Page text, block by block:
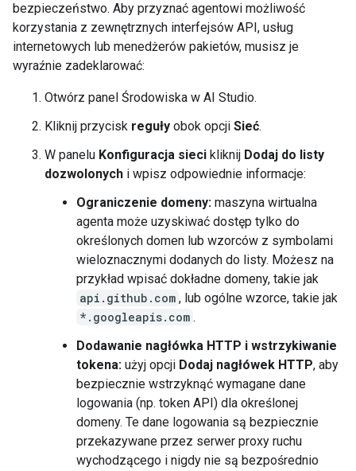
bezpieczeństwo. Aby przyznać agentowi możliwość
korzystania z zewnętrznych interfejsów API, usług
internetowych lub menedżerów pakietów, musisz je
wyraźnie zadeklarować:
Otwórz panel Środowiska w AI Studio.
Kliknij przycisk reguły obok opcji Sieć.
W panelu Konfiguracja sieci kliknij Dodaj do listy
dozwolonych i wpisz odpowiednie informacje:
Ograniczenie domeny: maszyna wirtualna
agenta może uzyskiwać dostęp tylko do
określonych domen lub wzorców z symbolami
wieloznacznymi dodanych do listy. Możesz na
przykład wpisać dokładne domeny, takie jak
api.github.com , lub ogólne wzorce, takie jak
*.googleapis.com .
Dodawanie nagłówka HTTP i wstrzykiwanie
tokena: użyj opcji Dodaj nagłówek HTTP, aby
bezpiecznie wstrzyknąć wymagane dane
logowania (np. token API) dla określonej
domeny. Te dane logowania są bezpiecznie
przekazywane przez serwer proxy ruchu
wychodzącego i nigdy nie są bezpośrednio